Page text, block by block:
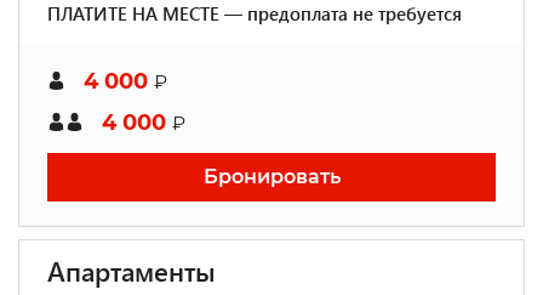
ПЛАТИТЕ НА МЕСТЕ — предоплата не требуется
4 000 ₽
4 000 ₽
Бронировать
Апартаменты